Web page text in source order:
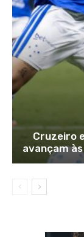
Cruzeiro
avançam